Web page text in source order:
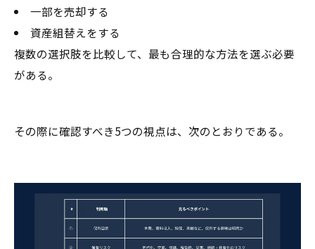
一部を売却する
資産組替えをする
複数の選択肢を比較して、最も合理的な方法を選ぶ必要
がある。
その際に確認すべき5つの視点は、次のとおりである。